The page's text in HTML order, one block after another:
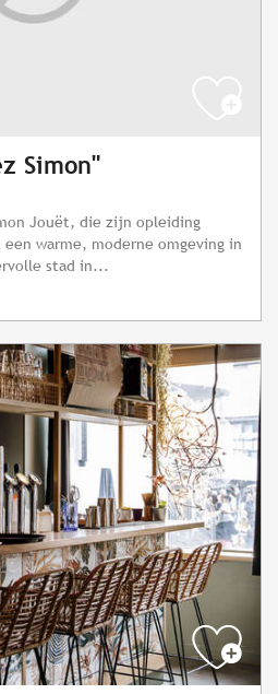
Simon"
Jouët, die zijn opleiding
warme, moderne omgeving in
stad in...